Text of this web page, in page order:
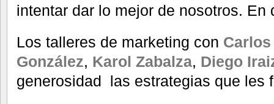
intentar dar lo mejor de nosotros. En
Los talleres de marketing con
González, Karol Zabalza, Diego
generosidad las estrategias que les